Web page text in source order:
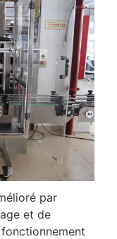
par
et de